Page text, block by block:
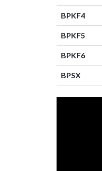
BPKF4
BPKF5
BPKF6
BPSX